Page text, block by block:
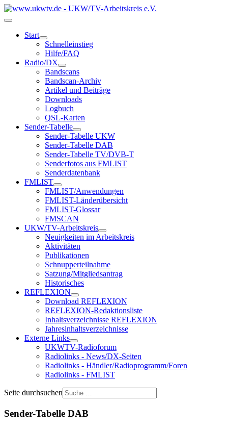
Start
Schnelleinstieg
Hilfe/FAQ
Radio/DX
Bandscans
Bandscan-Archiv
Artikel und Beiträge
Downloads
Logbuch
QSL-Karten
Sender-Tabelle
Sender-Tabelle UKW
Sender-Tabelle DAB
Sender-Tabelle TV/DVB-T
Senderfotos aus FMLIST
Senderdatenbank
FMLIST
FMLIST/Anwendungen
FMLIST-Länderübersicht
FMLIST-Glossar
FMSCAN
UKW/TV-Arbeitskreis
Neuigkeiten im Arbeitskreis
Aktivitäten
Publikationen
Schnupperteilnahme
Satzung/Mitgliedsantrag
Historisches
REFLEXION
Download REFLEXION
REFLEXION-Redaktionsliste
Inhaltsverzeichnisse REFLEXION
Jahresinhaltsverzeichnisse
Externe Links
UKWTV-Radioforum
Radiolinks - News/DX-Seiten
Radiolinks - Händler/Radioprogramm/Foren
Radiolinks - FMLIST
Seite durchsuchen
Sender-Tabelle DAB